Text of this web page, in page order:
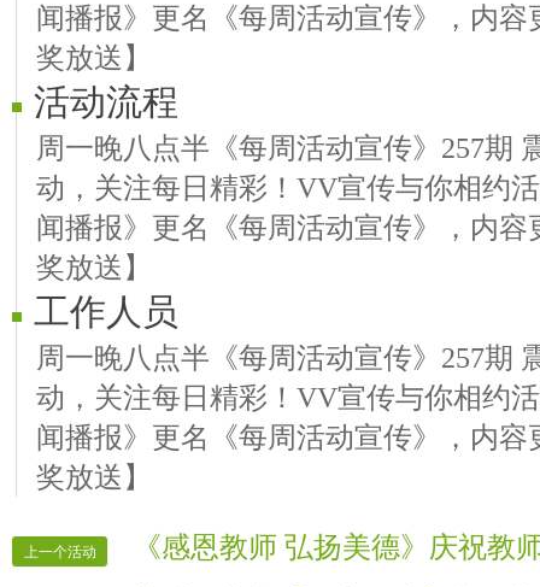
闻播报》更名《每周活动宣传》，内
奖放送】
活动流程
周一晚八点半《每周活动宣传》257期
动，关注每日精彩！VV宣传与你相约
闻播报》更名《每周活动宣传》，内
奖放送】
工作人员
周一晚八点半《每周活动宣传》257期
动，关注每日精彩！VV宣传与你相约
闻播报》更名《每周活动宣传》，内
奖放送】
上一个活动 《感恩教师 弘扬美德》庆祝教